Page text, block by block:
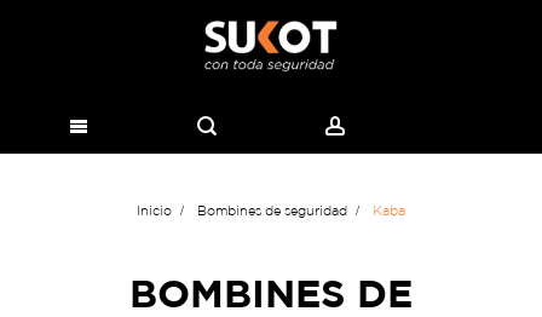
Inicio Bombines de seguridad Kaba
BOMBINES DE